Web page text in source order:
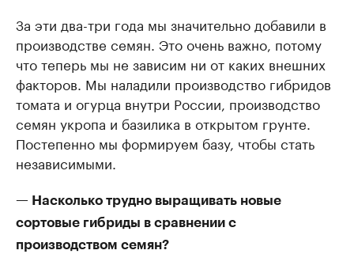
За эти два-три года мы значительно добавили в
производстве семян. Это очень важно, потому
что теперь мы не зависим ни от каких внешних
факторов. Мы наладили производство гибридов
томата и огурца внутри России, производство
семян укропа и базилика в открытом грунте.
Постепенно мы формируем базу, чтобы стать
независимыми.
— Насколько трудно выращивать новые
сортовые гибриды в сравнении с
производством семян?